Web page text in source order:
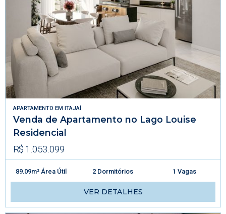
APARTAMENTO EM ITAJAÍ
Venda de Apartamento no Lago Louise
Residencial
R$ 1.053.099
89.09m² Área Útil 2 Dormitórios 1 Vagas
VER DETALHES